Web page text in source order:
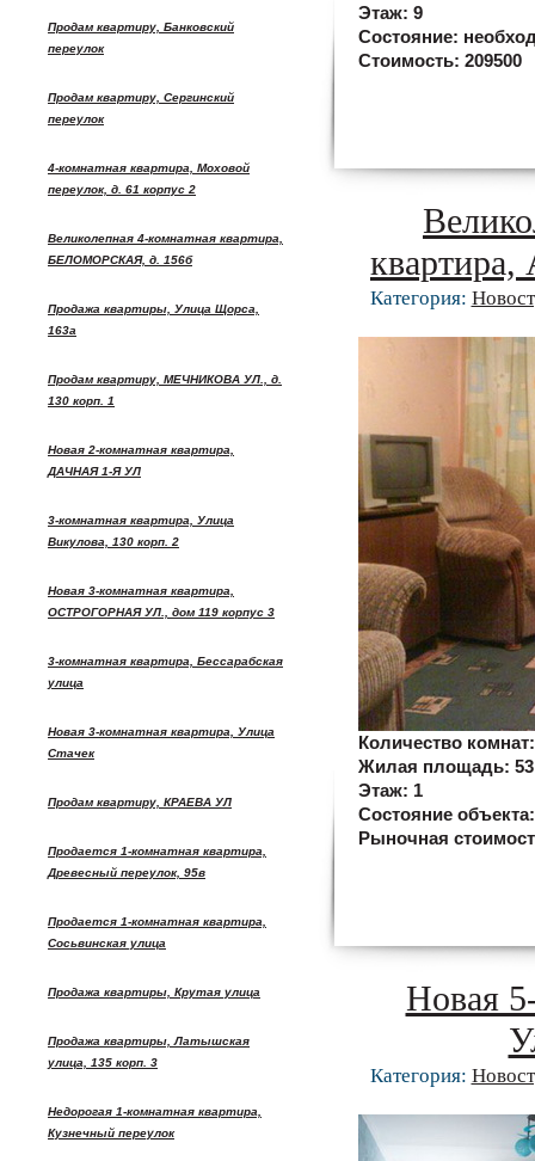
Продам квартиру, Банковский
переулок
Продам квартиру, Сергинский
переулок
4-комнатная квартира, Моховой
переулок, д. 61 корпус 2
Великолепная 4-комнатная квартира,
БЕЛОМОРСКАЯ, д. 156б
Продажа квартиры, Улица Щорса,
163а
Продам квартиру, МЕЧНИКОВА УЛ., д.
130 корп. 1
Новая 2-комнатная квартира,
ДАЧНАЯ 1-Я УЛ
3-комнатная квартира, Улица
Викулова, 130 корп. 2
Новая 3-комнатная квартира,
ОСТРОГОРНАЯ УЛ., дом 119 корпус 3
3-комнатная квартира, Бессарабская
улица
Новая 3-комнатная квартира, Улица
Стачек
Продам квартиру, КРАЕВА УЛ
Продается 1-комнатная квартира,
Древесный переулок, 95в
Продается 1-комнатная квартира,
Сосьвинская улица
Продажа квартиры, Крутая улица
Продажа квартиры, Латышская
улица, 135 корп. 3
Недорогая 1-комнатная квартира,
Кузнечный переулок
Этаж: 9
Состояние:
Стоимость: 209500
квартира,
Категория:
Количество
Жилая площадь:
Этаж: 1
Состояние
Рыночная
Новая
Категория: